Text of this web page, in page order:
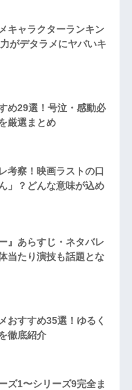
キャラクターランキン
がデタラメにヤバいキ
め29選！号泣・感動必
厳選まとめ
考察！映画ラストの口
」？どんな意味が込め
』あらすじ・ネタバレ
当たり演技も話題とな
おすすめ35選！ゆるく
徹底紹介
ズ1〜シリーズ9完全ま